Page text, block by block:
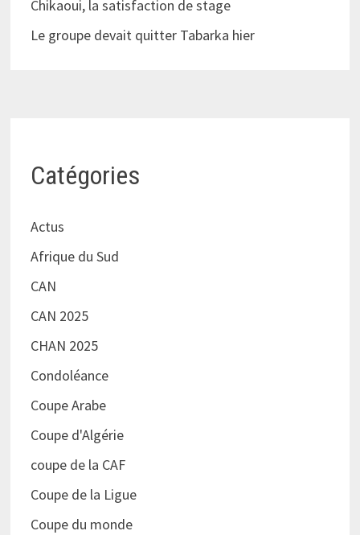
Chikaoui, la satisfaction de stage
Le groupe devait quitter Tabarka hier
Catégories
Actus
Afrique du Sud
CAN
CAN 2025
CHAN 2025
Condoléance
Coupe Arabe
Coupe d'Algérie
coupe de la CAF
Coupe de la Ligue
Coupe du monde